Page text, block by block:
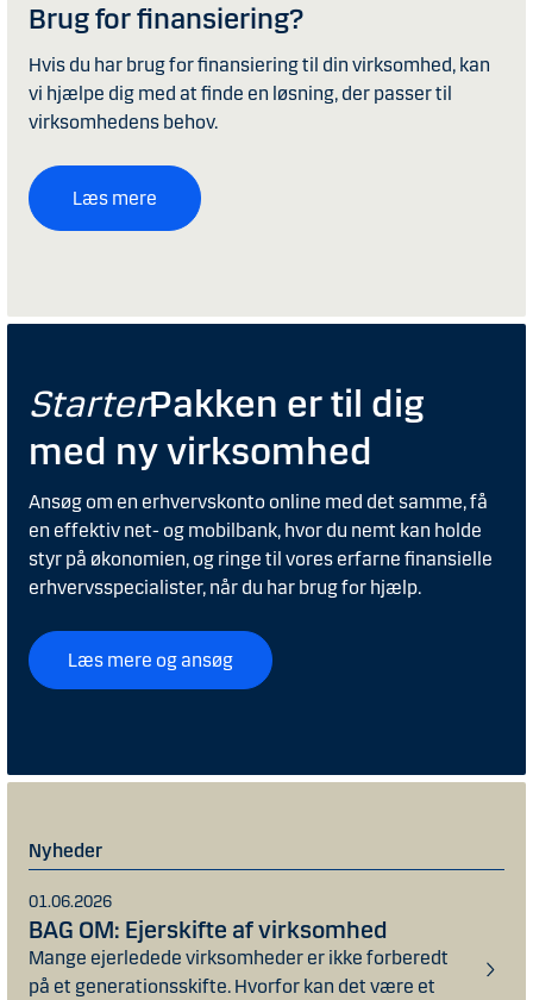
Brug for finansiering?
Hvis du har brug for finansiering til din virksomhed, kan
vi hjælpe dig med at finde en løsning, der passer til
virksomhedens behov.
Læs mere
StarterPakken er til dig
med ny virksomhed
Ansøg om en erhvervskonto online med det samme, få
en effektiv net- og mobilbank, hvor du nemt kan holde
styr på økonomien, og ringe til vores erfarne finansielle
erhvervsspecialister, når du har brug for hjælp.
Læs mere og ansøg
Nyheder
01.06.2026
BAG OM: Ejerskifte af virksomhed
Mange ejerledede virksomheder er ikke forberedt
på et generationsskifte. Hvorfor kan det være et